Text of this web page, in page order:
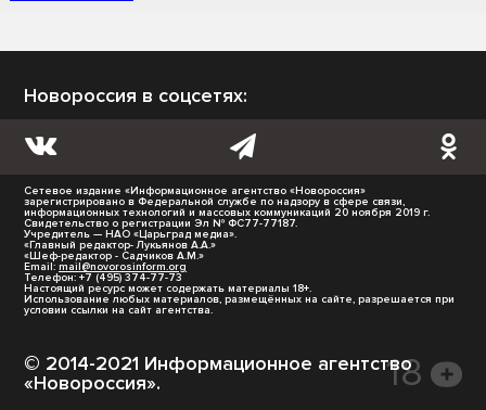
Новороссия в соцсетях:
Сетевое издание «Информационное агентство «Новороссия»
зарегистрировано в Федеральной службе по надзору в сфере связи,
информационных технологий и массовых коммуникаций 20 ноября 2019 г.
Свидетельство о регистрации Эл № ФС77-77187.
Учредитель — НАО «Царьград медиа».
«Главный редактор- Лукьянов А.А.»
«Шеф-редактор - Садчиков А.М.»
Email: mail@novorosinform.org
Телефон: +7 (495) 374-77-73
Настоящий ресурс может содержать материалы 18+.
Использование любых материалов, размещённых на сайте, разрешается при
условии ссылки на сайт агентства.
© 2014-2021 Информационное агентство
«Новороссия».